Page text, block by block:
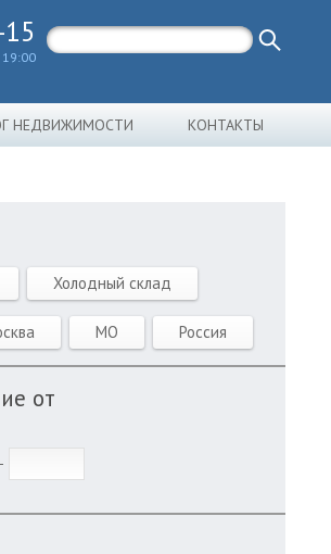
НЕДВИЖИМОСТИ КОНТАКТЫ
Холодный склад
МО Россия
от